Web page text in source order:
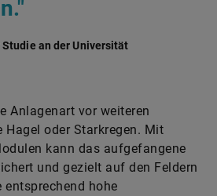
Anlagenart vor weiteren
kann das aufgefangene
und gezielt auf den Feldern
entsprechend hohe
auch den Einsatz großer
Allerdings ist die